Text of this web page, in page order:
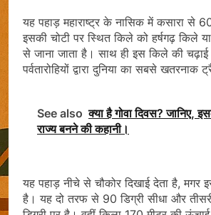
यह पहाड़ महाराष्‍ट्र के नासिक में कसारा से
इसकी चोटी पर स्थित किले को हर्षगढ़ किले
से जाना जाता है। साथ ही इस किले की
पर्वतारोहियों द्वारा दुनिया का सबसे खतरनाक
See also क्या है गोवा दिवस? जानिए,
राज्य बनने की कहानी।
यह पहाड़ नीचे से चौकोर दिखाई देता है, मगर
है। यह दो तरफ से 90 डिग्री सीधा और